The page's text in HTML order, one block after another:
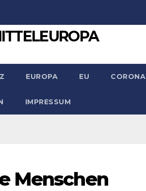
EUROPA EU CORONA
IMPRESSUM
Menschen